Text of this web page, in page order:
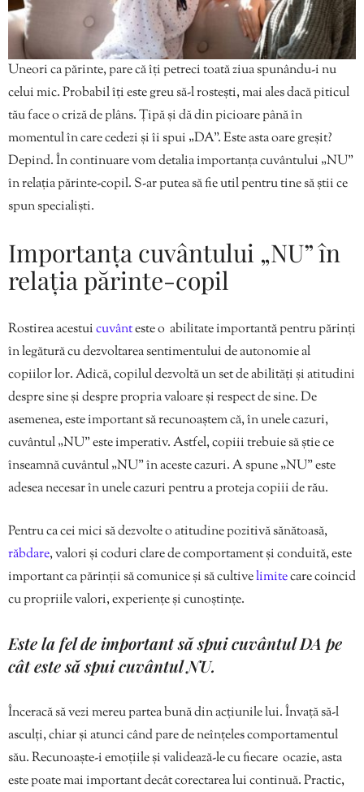
Uneori ca părinte, pare că îți petreci toată ziua spunându-i nu
celui mic. Probabil îți este greu să-l rostești, mai ales dacă piticul
tău face o criză de plâns. Țipă și dă din picioare până în
momentul în care cedezi și îi spui „DA”. Este asta oare greșit?
Depind. În continuare vom detalia importanța cuvântului „NU”
în relația părinte-copil. S-ar putea să fie util pentru tine să știi ce
spun specialiști.
Importanța cuvântului „NU” în
relația părinte-copil
Rostirea acestuicuvânteste o abilitate importantă pentru părinți
în legătură cu dezvoltarea sentimentului de autonomie al
copiilor lor. Adică, copilul dezvoltă un set de abilități și atitudini
despre sine și despre propria valoare și respect de sine. De
asemenea, este important să recunoaștem că, în unele cazuri,
cuvântul „NU” este imperativ. Astfel, copiii trebuie să știe ce
înseamnă cuvântul „NU” în aceste cazuri. A spune „NU” este
adesea necesar în unele cazuri pentru a proteja copiii de rău.
Pentru ca cei mici să dezvolte o atitudine pozitivă sănătoasă,
răbdare, valori și coduri clare de comportament și conduită, este
important ca părinții să comunice și să cultivelimitecare coincid
cu propriile valori, experiențe și cunoștințe.
Este la fel de important să spui cuvântul DA pe
cât este să spui cuvântul NU.
Înceracă să vezi mereu partea bună din acțiunile lui. Învață să-l
asculți, chiar și atunci când pare de neînțeles comportamentul
său. Recunoaște-i emoțiile și validează-le cu fiecare ocazie, asta
este poate mai important decât corectarea lui continuă. Practic,